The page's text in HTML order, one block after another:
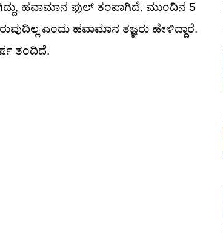
ಹವಾಮಾನ ಫುಲ್ ತಂಪಾಗಿದೆ. ಮುಂದಿನ 5
ಎಂದು ಹವಾಮಾನ ತಜ್ಞರು ಹೇಳಿದ್ದಾರೆ.
ತಂದಿದೆ.